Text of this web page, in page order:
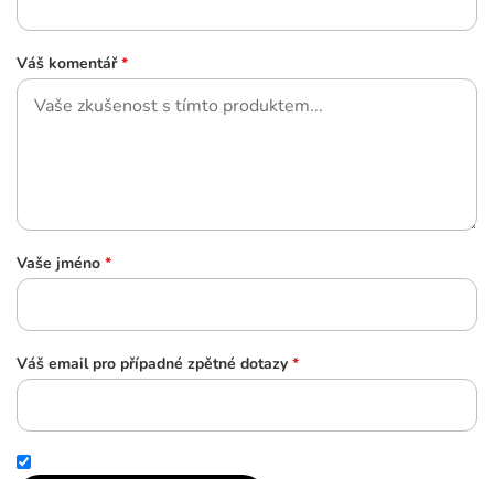
Váš komentář *
Vaše jméno *
Váš email pro případné zpětné dotazy *